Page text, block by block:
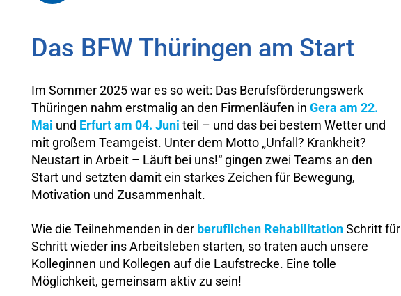
Das BFW Thüringen am Start
Im Sommer 2025 war es so weit: Das Berufsförderungswerk
Thüringen nahm erstmalig an den Firmenläufen in Gera am 22.
Mai und Erfurt am 04. Juni teil – und das bei bestem Wetter und
mit großem Teamgeist. Unter dem Motto „Unfall? Krankheit?
Neustart in Arbeit – Läuft bei uns!“ gingen zwei Teams an den
Start und setzten damit ein starkes Zeichen für Bewegung,
Motivation und Zusammenhalt.
Wie die Teilnehmenden in der beruflichen RehabilitationSchritt für
Schritt wieder ins Arbeitsleben starten, so traten auch unsere
Kolleginnen und Kollegen auf die Laufstrecke. Eine tolle
Möglichkeit, gemeinsam aktiv zu sein!